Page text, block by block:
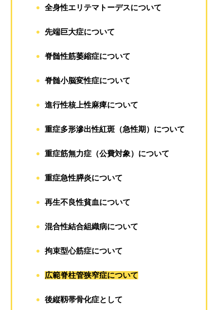
全身性エリテマトーデスについて
先端巨大症について
脊髄性筋萎縮症について
脊髄小脳変性症について
進行性核上性麻痺について
重症多形滲出性紅斑（急性期）について
重症筋無力症（公費対象）について
重症急性膵炎について
再生不良性貧血について
混合性結合組織病について
拘束型心筋症について
広範脊柱管狭窄症について
後縦靱帯骨化症として